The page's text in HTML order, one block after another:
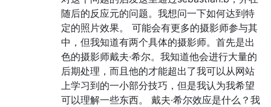
随后的反应元的问题。我想问一下如何达到特
定的照片效果。 可能会有更多的摄影师参与其
中，但我知道有两个具体的摄影师。首先是出
色的摄影师戴夫·希尔。我知道他会进行大量的
后期处理，而且他的才能超出了我可以从网站
上学习到的一小部分技巧，但是我认为我希望
可以理解一些东西。 戴夫·希尔效应是什么？我